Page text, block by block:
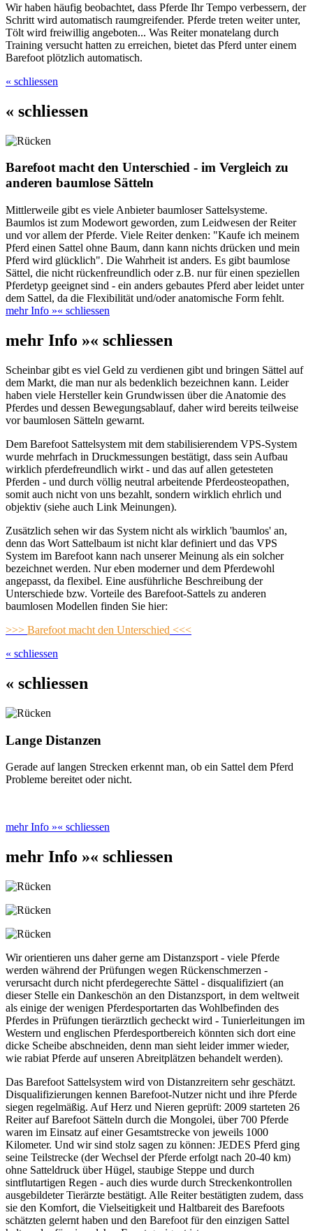
Wir haben häufig beobachtet, dass Pferde Ihr Tempo verbessern, der
Schritt wird automatisch raumgreifender. Pferde treten weiter unter,
Tölt wird freiwillig angeboten... Was Reiter monatelang durch
Training versucht hatten zu erreichen, bietet das Pferd unter einem
Barefoot plötzlich automatisch.
« schliessen
« schliessen
Barefoot macht den Unterschied - im Vergleich zu
anderen baumlose Sätteln
Mittlerweile gibt es viele Anbieter baumloser Sattelsysteme.
Baumlos ist zum Modewort geworden, zum Leidwesen der Reiter
und vor allem der Pferde. Viele Reiter denken: "Kaufe ich meinem
Pferd einen Sattel ohne Baum, dann kann nichts drücken und mein
Pferd wird glücklich". Die Wahrheit ist anders. Es gibt baumlose
Sättel, die nicht rückenfreundlich oder z.B. nur für einen speziellen
Pferdetyp geeignet sind - ein anders gebautes Pferd aber leidet unter
dem Sattel, da die Flexibilität und/oder anatomische Form fehlt.
mehr Info »« schliessen
mehr Info »« schliessen
Scheinbar gibt es viel Geld zu verdienen gibt und bringen Sättel auf
dem Markt, die man nur als bedenklich bezeichnen kann. Leider
haben viele Hersteller kein Grundwissen über die Anatomie des
Pferdes und dessen Bewegungsablauf, daher wird bereits teilweise
vor baumlosen Sätteln gewarnt.
Dem Barefoot Sattelsystem mit dem stabilisierendem VPS-System
wurde mehrfach in Druckmessungen bestätigt, dass sein Aufbau
wirklich pferdefreundlich wirkt - und das auf allen getesteten
Pferden - und durch völlig neutral arbeitende Pferdeosteopathen,
somit auch nicht von uns bezahlt, sondern wirklich ehrlich und
objektiv (siehe auch Link Meinungen).
Zusätzlich sehen wir das System nicht als wirklich 'baumlos' an,
denn das Wort Sattelbaum ist nicht klar definiert und das VPS
System im Barefoot kann nach unserer Meinung als ein solcher
bezeichnet werden. Nur eben moderner und dem Pferdewohl
angepasst, da flexibel. Eine ausführliche Beschreibung der
Unterschiede bzw. Vorteile des Barefoot-Sattels zu anderen
baumlosen Modellen finden Sie hier:
>>> Barefoot macht den Unterschied <<<
« schliessen
« schliessen
Lange Distanzen
Gerade auf langen Strecken erkennt man, ob ein Sattel dem Pferd
Probleme bereitet oder nicht.
mehr Info »« schliessen
mehr Info »« schliessen
Wir orientieren uns daher gerne am Distanzsport - viele Pferde
werden während der Prüfungen wegen Rückenschmerzen -
verursacht durch nicht pferdegerechte Sättel - disqualifiziert (an
dieser Stelle ein Dankeschön an den Distanzsport, in dem weltweit
als einige der wenigen Pferdesportarten das Wohlbefinden des
Pferdes in Prüfungen tierärztlich gecheckt wird - Tunierleitungen im
Western und englischen Pferdesportbereich könnten sich dort eine
dicke Scheibe abschneiden, denn man sieht leider immer wieder,
wie rabiat Pferde auf unseren Abreitplätzen behandelt werden).
Das Barefoot Sattelsystem wird von Distanzreitern sehr geschätzt.
Disqualifizierungen kennen Barefoot-Nutzer nicht und ihre Pferde
siegen regelmäßig. Auf Herz und Nieren geprüft: 2009 starteten 26
Reiter auf Barefoot Sätteln durch die Mongolei, über 700 Pferde
waren im Einsatz auf einer Gesamtstrecke von jeweils 1000
Kilometer. Und wir sind stolz sagen zu können: JEDES Pferd ging
seine Teilstrecke (der Wechsel der Pferde erfolgt nach 20-40 km)
ohne Satteldruck über Hügel, staubige Steppe und durch
sintflutartigen Regen - auch dies wurde durch Streckenkontrollen
ausgebildeter Tierärzte bestätigt. Alle Reiter bestätigten zudem, dass
sie den Komfort, die Vielseitigkeit und Haltbareit des Barefoots
schätzten gelernt haben und den Barefoot für den einzigen Sattel